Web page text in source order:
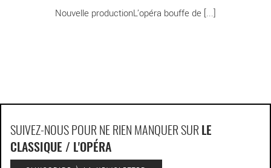
Nouvelle productionL’opéra bouffe de [...]
SUIVEZ-NOUS POUR NE RIEN MANQUER SUR LE
CLASSIQUE / L'OPÉRA